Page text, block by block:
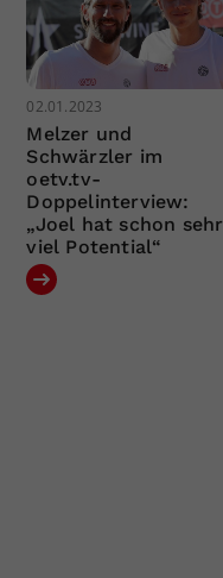
02.01.2023
Melzer und
Schwärzler im
oetv.tv-
Doppelinterview:
„Joel hat schon sehr
viel Potential“